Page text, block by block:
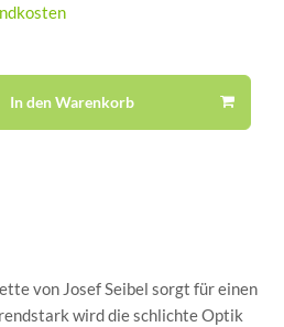
In den Warenkorb
von Josef Seibel sorgt für einen
wird die schlichte Optik